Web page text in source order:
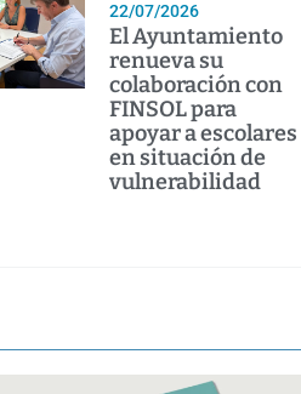
22/07/2026
El Ayuntamiento
renueva su
colaboración con
FINSOL para
apoyar a escolares
en situación de
vulnerabilidad